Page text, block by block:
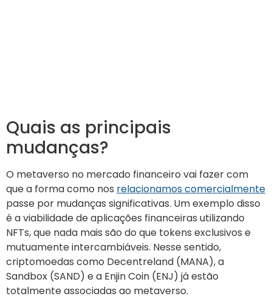
Quais as principais
mudanças?
O metaverso no mercado financeiro vai fazer com
que a forma como nos relacionamos comercialmente
passe por mudanças significativas. Um exemplo disso
é a viabilidade de aplicações financeiras utilizando
NFTs, que nada mais são do que tokens exclusivos e
mutuamente intercambiáveis. Nesse sentido,
criptomoedas como Decentreland (MANA), a
Sandbox (SAND) e a Enjin Coin (ENJ) já estão
totalmente associadas ao metaverso.